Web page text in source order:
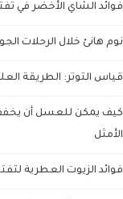
فوائد الشاي الأخضر في
نوم هانئ خلال الرحلات
قياس التوتر: الطريقة
كيف يمكن للعسل أن
الأمثل
فوائد الزيوت العطرية